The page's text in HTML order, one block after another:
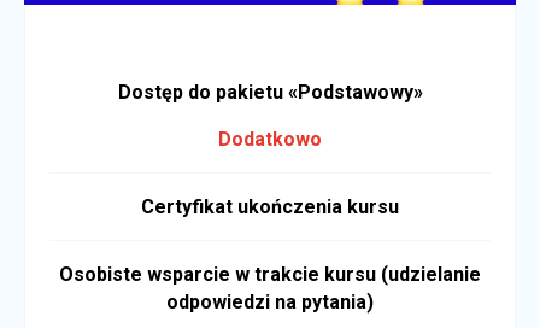
Dostęp do pakietu «Podstawowy»
Dodatkowo
Certyfikat ukończenia kursu
Osobiste wsparcie w trakcie kursu (udzielanie
odpowiedzi na pytania)